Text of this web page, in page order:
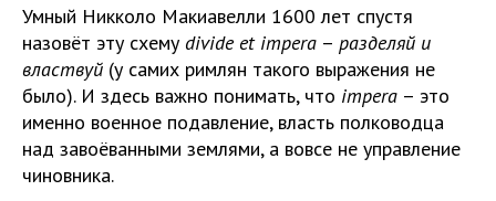
Умный Никколо Макиавелли 1600 лет спустя
назовёт эту схему divide et impera – разделяй и
властвуй (у самих римлян такого выражения не
было). И здесь важно понимать, что impera – это
именно военное подавление, власть полководца
над завоёванными землями, а вовсе не управление
чиновника.